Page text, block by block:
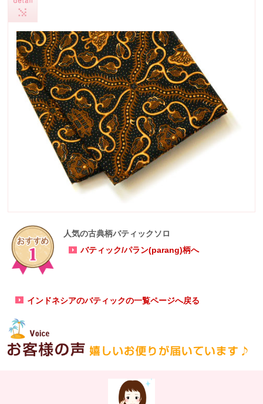
人気の古典柄バティックソロ
バティック/パラン(parang)柄へ
インドネシアのバティックの一覧ページへ戻る